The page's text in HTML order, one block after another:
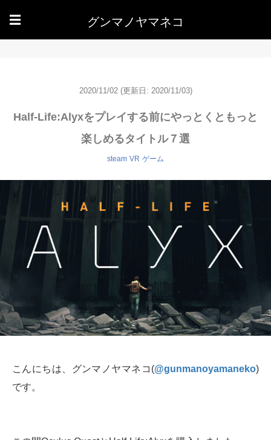
☰ グンマノヤマネコ
2020/11/02 (更新日: 2020/11/03)
Half-Life:Alyxをプレイする前にやっとくともっと
楽しめるタイトル７選
steam VR ゲーム
こんにちは、グンマノヤマネコ(@gunmanoyamaneko)
です。